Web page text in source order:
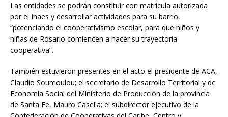
Las entidades se podrán constituir con matrícula autorizada
por el Inaes y desarrollar actividades para su barrio,
“potenciando el cooperativismo escolar, para que niños y
niñas de Rosario comiencen a hacer su trayectoria
cooperativa”.
También estuvieron presentes en el acto el presidente de ACA,
Claudio Soumoulou; el secretario de Desarrollo Territorial y de
Economía Social del Ministerio de Producción de la provincia
de Santa Fe, Mauro Casella; el subdirector ejecutivo de la